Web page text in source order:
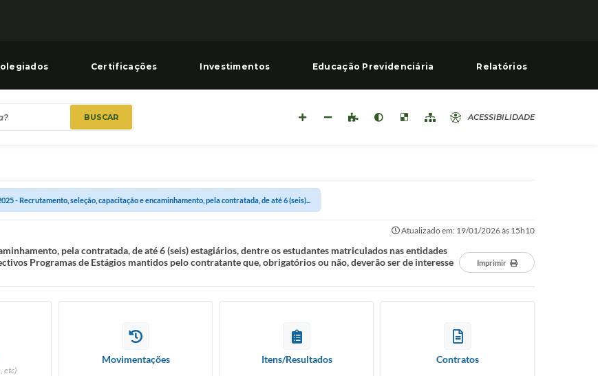
Certificações Investimentos Educação Previdenciária Relatórios
BUSCAR ACESSIBILIDADE
- Recrutamento, seleção, capacitação e encaminhamento, pela contratada, de até 6 (seis)...
Atualizado em: 19/01/2026 às 15h10
pela contratada, de até 6 (seis) estagiários, dentre os estudantes matriculados nas entidades
Programas de Estágios mantidos pelo contratante que, obrigatórios ou não, deverão ser de interesse
Imprimir
etc)
Movimentações Itens/Resultados Contratos